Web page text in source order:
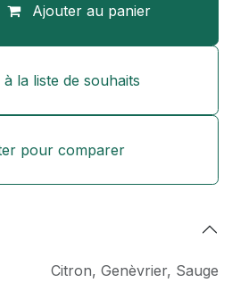
Ajouter au panier
pour comparer
la liste de souhaits
Citron, Genèvrier, Sauge